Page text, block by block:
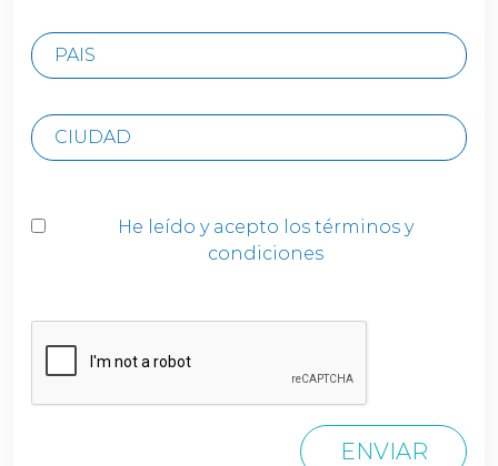
He leído y acepto los términos y
condiciones
ENVIAR